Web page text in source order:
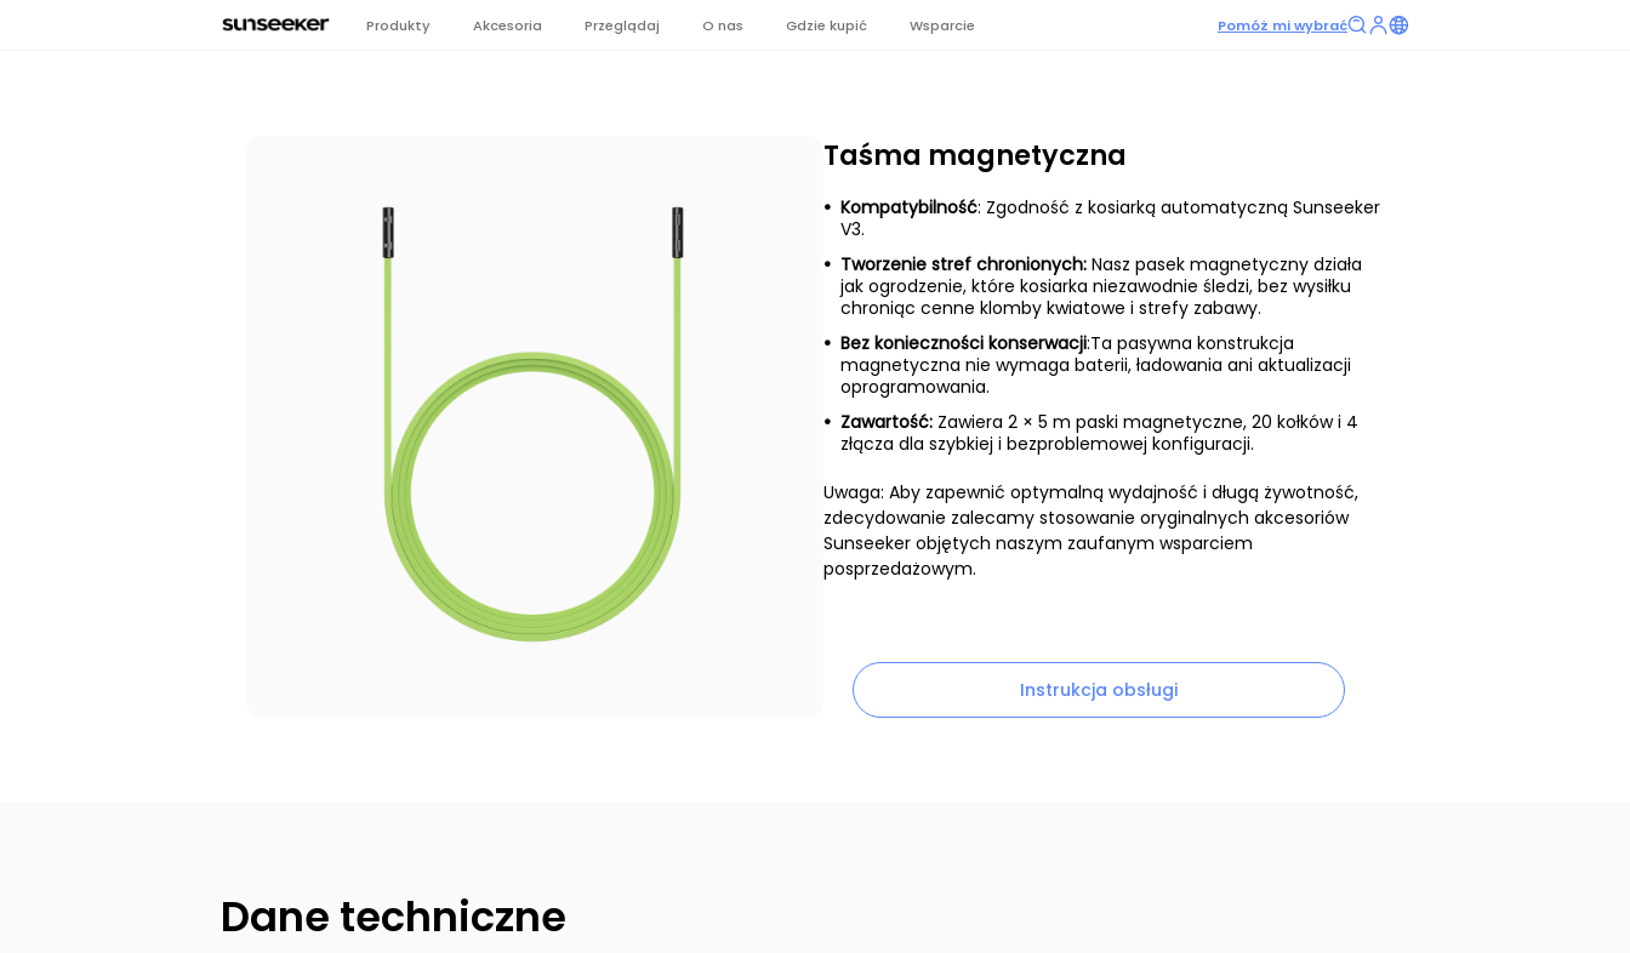
Produkty Akcesoria Przeglądaj O nas Gdzie kupić Wsparcie Pomóż mi wybrać
Taśma magnetyczna
Kompatybilność: Zgodność z kosiarką automatyczną Sunseeker
V3.
Tworzenie stref chronionych: Nasz pasek magnetyczny działa
jak ogrodzenie, które kosiarka niezawodnie śledzi, bez wysiłku
chroniąc cenne klomby kwiatowe i strefy zabawy.
Bez konieczności konserwacji:Ta pasywna konstrukcja
magnetyczna nie wymaga baterii, ładowania ani aktualizacji
oprogramowania.
Zawartość: Zawiera 2 × 5 m paski magnetyczne, 20 kołków i 4
złącza dla szybkiej i bezproblemowej konfiguracji.
Uwaga: Aby zapewnić optymalną wydajność i długą żywotność,
zdecydowanie zalecamy stosowanie oryginalnych akcesoriów
Sunseeker objętych naszym zaufanym wsparciem
posprzedażowym.
Instrukcja obsługi
Dane techniczne